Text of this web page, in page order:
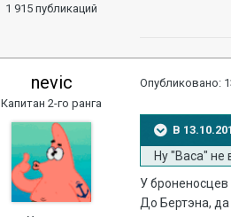
1 915 публикаций
nevic
Капитан 2-го ранга
Опубликовано:
В
Ну "Васа" не
У броненосцев
До Бертэна, да